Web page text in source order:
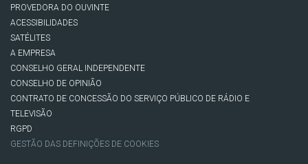
PROVEDORA DO OUVINTE
ACESSIBILIDADES
SATÉLITES
A EMPRESA
CONSELHO GERAL INDEPENDENTE
CONSELHO DE OPINIÃO
CONTRATO DE CONCESSÃO DO SERVIÇO PÚBLICO DE RÁDIO E
TELEVISÃO
RGPD
GESTÃO DAS DEFINIÇÕES DE COOKIES